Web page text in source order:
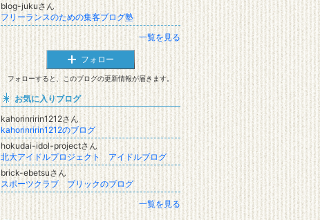
blog-jukuさん
フリーランスのための集客ブログ塾
一覧を見る
フォロー
フォローすると、このブログの更新情報が届きます。
お気に入りブログ
kahorinririn1212さん
kahorinririn1212のブログ
hokudai-idol-projectさん
北大アイドルプロジェクト アイドルブログ
brick-ebetsuさん
スポーツクラブ ブリックのブログ
一覧を見る